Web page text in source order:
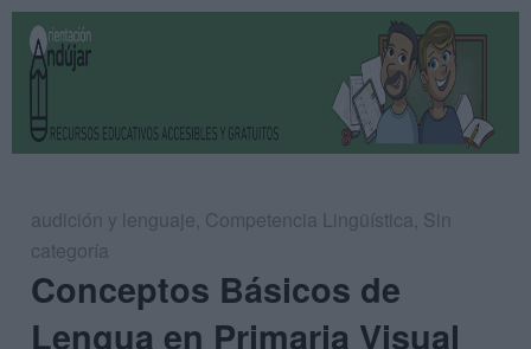
audición y lenguaje, Competencia Lingüística, Sin
categoría
Conceptos Básicos de
Lengua en Primaria Visual